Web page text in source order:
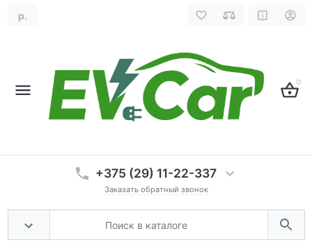
р.
0
+375 (29) 11-22-337
Заказать обратный звонок